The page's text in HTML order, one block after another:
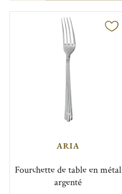
ARIA
Fourchette de table en métal
argenté